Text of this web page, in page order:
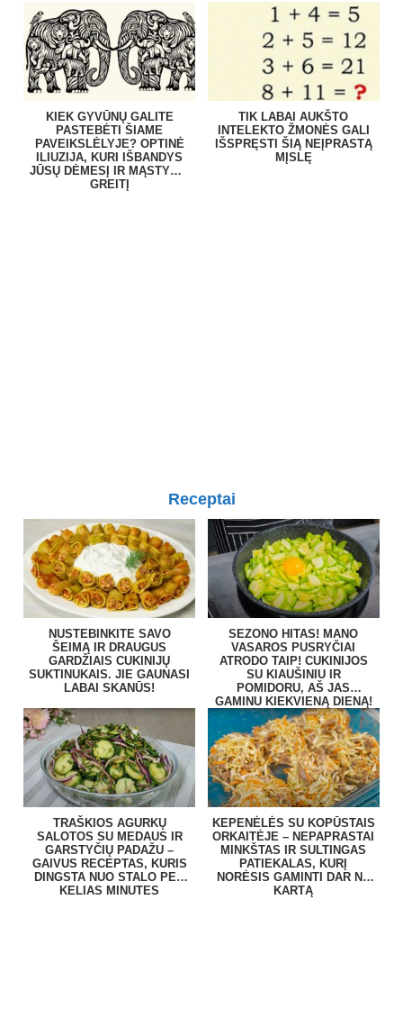
KIEK GYVŪNŲ GALITE
PASTEBĖTI ŠIAME
PAVEIKSLĖLYJE? OPTINĖ
ILIUZIJA, KURI IŠBANDYS
JŪSŲ DĖMESĮ IR MĄSTYMO
GREITĮ
TIK LABAI AUKŠTO
INTELEKTO ŽMONĖS GALI
IŠSPRĘSTI ŠIĄ NEĮPRASTĄ
MĮSLĘ
Receptai
NUSTEBINKITE SAVO
ŠEIMĄ IR DRAUGUS
GARDŽIAIS CUKINIJŲ
SUKTINUKAIS. JIE GAUNASI
LABAI SKANŪS!
SEZONO HITAS! MANO
VASAROS PUSRYČIAI
ATRODO TAIP! CUKINIJOS
SU KIAUŠINIU IR
POMIDORU, AŠ JAS
GAMINU KIEKVIENĄ DIENĄ!
TRAŠKIOS AGURKŲ
SALOTOS SU MEDAUS IR
GARSTYČIŲ PADAŽU –
GAIVUS RECEPTAS, KURIS
DINGSTA NUO STALO PER
KELIAS MINUTES
KEPENĖLĖS SU KOPŪSTAIS
ORKAITĖJE – NEPAPRASTAI
MINKŠTAS IR SULTINGAS
PATIEKALAS, KURĮ
NORĖSIS GAMINTI DAR NE
KARTĄ